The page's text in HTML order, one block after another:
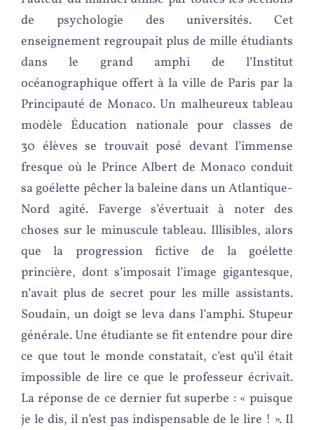
de psychologie des universités. Cet
enseignement regroupait plus de mille étudiants
dans le grand amphi de l’Institut
océanographique offert à la ville de Paris par la
Principauté de Monaco. Un malheureux tableau
modèle Éducation nationale pour classes de
30 élèves se trouvait posé devant l’immense
fresque où le Prince Albert de Monaco conduit
sa goélette pêcher la baleine dans un Atlantique-
Nord agité. Faverge s’évertuait à noter des
choses sur le minuscule tableau. Illisibles, alors
que la progression fictive de la goélette
princière, dont s’imposait l’image gigantesque,
n’avait plus de secret pour les mille assistants.
Soudain, un doigt se leva dans l’amphi. Stupeur
générale. Une étudiante se fit entendre pour dire
ce que tout le monde constatait, c’est qu’il était
impossible de lire ce que le professeur écrivait.
La réponse de ce dernier fut superbe : « puisque
je le dis, il n’est pas indispensable de le lire ! ». Il